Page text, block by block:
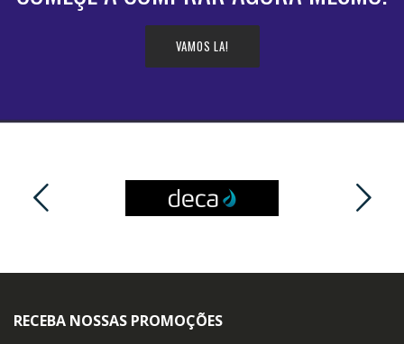
VAMOS LA!
RECEBA NOSSAS PROMOÇÕES